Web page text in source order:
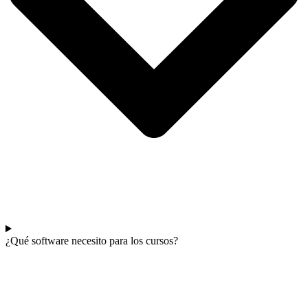
¿Qué software necesito para los cursos?